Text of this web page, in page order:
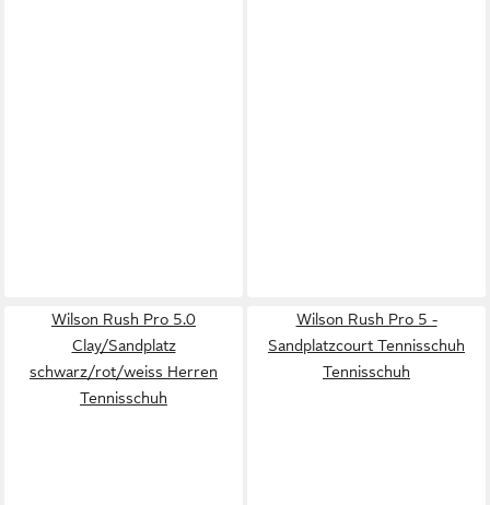
Wilson Rush Pro 5.0
Clay/Sandplatz
schwarz/rot/weiss Herren
Tennisschuh
Wilson Rush Pro 5 -
Sandplatzcourt Tennisschuh
Tennisschuh